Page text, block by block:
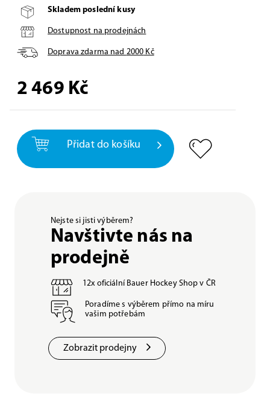
Skladem poslední kusy
Dostupnost na prodejnách
Doprava zdarma nad 2000 Kč
2 469 Kč
Přidat do košíku
Nejste si jisti výběrem?
Navštivte nás na
prodejně
12x oficiální Bauer Hockey Shop v ČR
Poradíme s výběrem přímo na míru
vašim potřebám
Zobrazit prodejny